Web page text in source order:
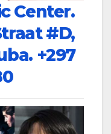
Center.
#D,
+297